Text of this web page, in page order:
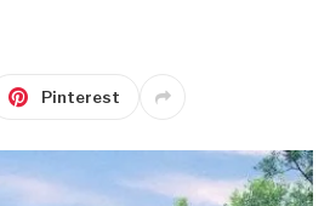
Pinterest